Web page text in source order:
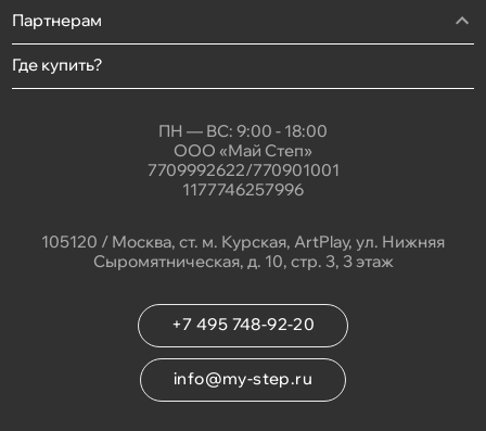
Партнерам
Где купить?
ПН — ВС: 9:00 - 18:00
ООО «Май Степ»
7709992622/770901001
1177746257996
105120 / Москва, ст. м. Курская, ArtPlay, ул. Нижняя
Сыромятническая, д. 10, стр. 3, 3 этаж
+7 495 748-92-20
info@my-step.ru